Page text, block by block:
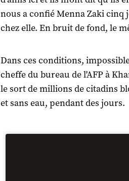
nous a confié Menna Zaki
chez elle. En bruit de fond, le
Dans ces conditions,
cheffe du bureau de l'AFP à
le sort de millions de citadins
et sans eau, pendant des jours.